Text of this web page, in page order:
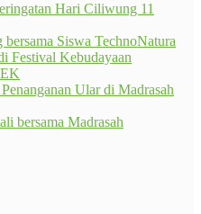
Hari Ciliwung 11
Siswa TechnoNatura
Festival Kebudayaan
Ular di Madrasah
bersama Madrasah